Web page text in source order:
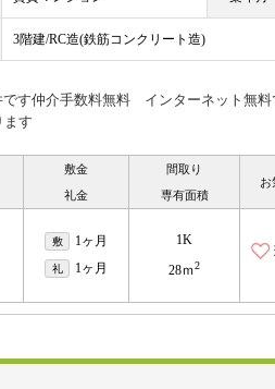
3階建/RC造(鉄筋コンクリート造)
です仲介手数料無料 インターネット無
す
敷金
礼金
間取り
専有面積
お
敷 1ヶ月
礼 1ヶ月
1K
28ｍ2